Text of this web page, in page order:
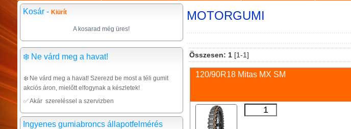
Kosár - Kiürít
A kosarad még üres!
❄️ Ne várd meg a havat!
❄️ Ne várd meg a havat! Szerezd be most a téli gumit
akciós áron, mielőtt elfogynak a készletek!
✅ Akár szereléssel a szervizben
Ingyenes gumiabroncs állapotfelmérés
MOTORGUMI
Összesen: 1 [1-1]
120/90R18 Mitas MX SM